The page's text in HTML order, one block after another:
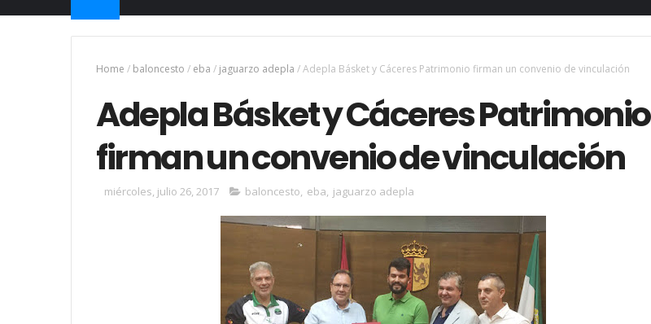
Home / baloncesto / eba / jaguarzo adepla /Adepla Básket y Cáceres Patrimonio firman un convenio de vinculación
Adepla Básket y Cáceres Patrimonio
firman un convenio de vinculación
miércoles, julio 26, 2017 baloncesto, eba, jaguarzo adepla